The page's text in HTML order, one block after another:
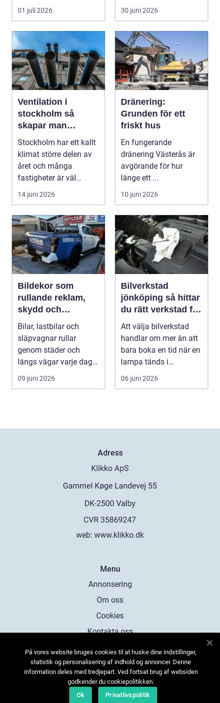
plåtbearbetning. I en
industriregion som ...
01 juli 2026
stenbrott och åte...
30 juni 2026
Ventilation i
stockholm så
skapar man
hälsosam och
energieffektiv
inomhusluft
Stockholm har ett kallt
klimat större delen av
året och många
fastigheter är väl
isolerade för att s...
14 juni 2026
Dränering:
Grunden för ett
friskt hus
En fungerande
dränering Västerås är
avgörande för hur
länge ett ...
10 juni 2026
Bildekor som
rullande reklam,
skydd och
personlig stil
Bilar, lastbilar och
släpvagnar rullar
genom städer och
längs vägar varje dag.
De passerar tusentals...
09 juni 2026
Bilverkstad
jönköping så hittar
du rätt verkstad för
din bil
Att välja bilverkstad
handlar om mer än att
bara boka en tid när en
lampa tänds i
instrumentpanelen....
06 juni 2026
Adress
web: www.klikko.dk
Menu
Annonsering
Om oss
Cookies
Kontakta oss
Sitemap
På vores website bruges cookies til at huske dine indstillinger,
statistik og personalisering af indhold og annoncer. Denne
information deles med tredjepart. Ved fortsat brug af websiden
godkender du cookiepolitikken.
Ok
Privatlivspolitik